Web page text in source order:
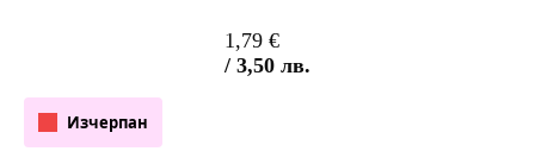
1,79 €
/ 3,50 лв.
Изчерпан